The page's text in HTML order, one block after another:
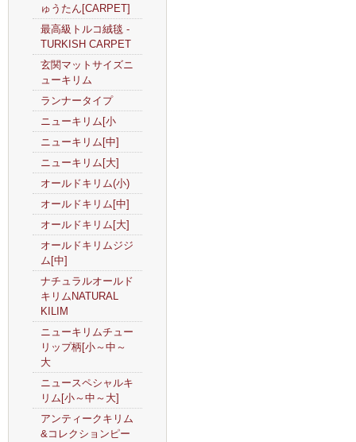
ゅうたん[CARPET]
最高級トルコ絨毯 -
TURKISH CARPET
玄関マットサイズニ
ューキリム
ランナータイプ
ニューキリム[小
ニューキリム[中]
ニューキリム[大]
オールドキリム(小)
オールドキリム[中]
オールドキリム[大]
オールドキリムジジ
ム[中]
ナチュラルオールド
キリムNATURAL
KILIM
ニューキリムチュー
リップ柄[小～中～
大
ニュースペシャルキ
リム[小～中～大]
アンティークキリム
&コレクションピー